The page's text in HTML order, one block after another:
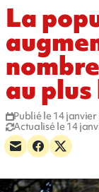
La
au plus
Publié le 14 janvier
Actualisé le 14